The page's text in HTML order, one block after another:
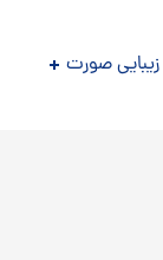
زیبایی صورت